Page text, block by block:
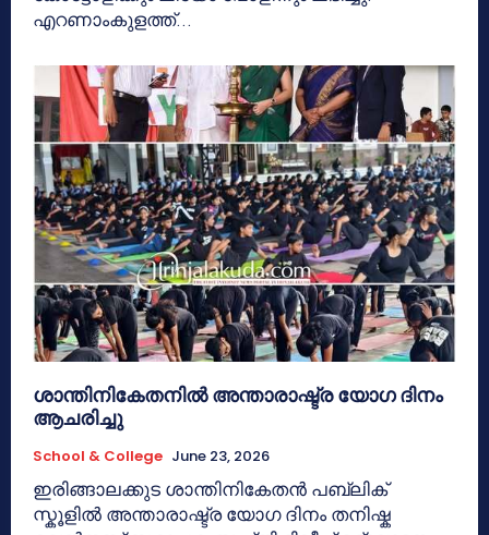
എറണാംകുളത്ത്...
ശാന്തിനികേതനിൽ അന്താരാഷ്ട്ര യോഗ ദിനം
ആചരിച്ചു
School & College June 23, 2026
ഇരിങ്ങാലക്കുട ശാന്തിനികേതൻ പബ്ലിക്
സ്കൂളിൽ അന്താരാഷ്ട്ര യോഗ ദിനം തനിഷ്ക